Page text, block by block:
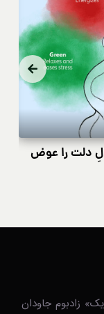
دلت را عوض
زادبوم جاودان